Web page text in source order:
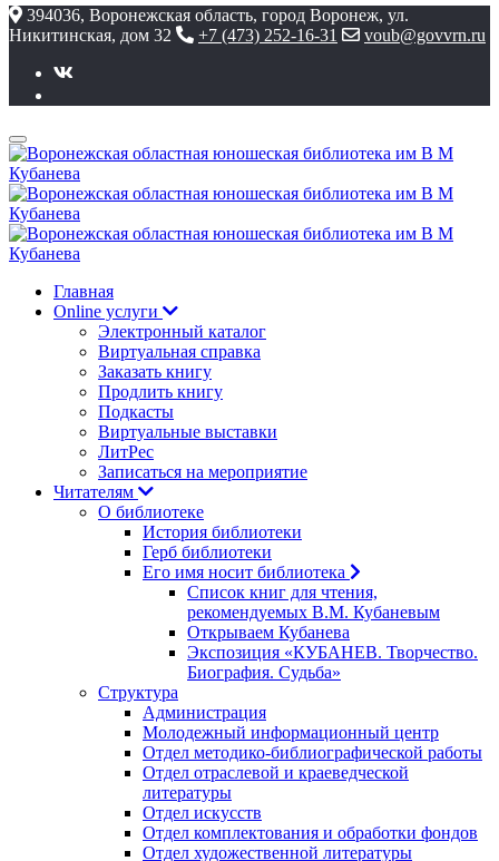
394036, Воронежская область, город Воронеж, ул.
Никитинская, дом 32
+7 (473) 252-16-31 voub@govvrn.ru
Главная
Online услуги
Электронный каталог
Виртуальная справка
Заказать книгу
Продлить книгу
Подкасты
Виртуальные выставки
ЛитРес
Записаться на мероприятие
Читателям
О библиотеке
История библиотеки
Герб библиотеки
Его имя носит библиотека
Список книг для чтения,
рекомендуемых В.М. Кубаневым
Открываем Кубанева
Экспозиция «КУБАНЕВ. Творчество.
Биография. Судьба»
Структура
Администрация
Молодежный информационный центр
Отдел методико-библиографической работы
Отдел отраслевой и краеведческой
литературы
Отдел искусств
Отдел комплектования и обработки фондов
Отдел художественной литературы